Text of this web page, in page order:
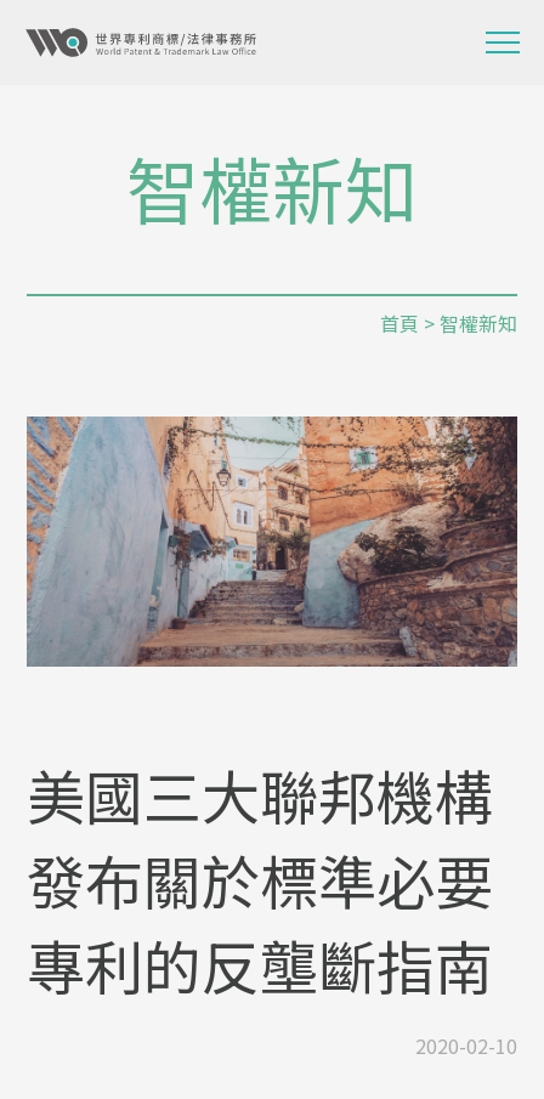
智權新知
首頁 > 智權新知
美國三大聯邦機構
發布關於標準必要
專利的反壟斷指南
2020-02-10